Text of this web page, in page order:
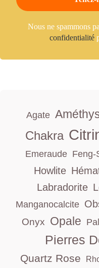
Nous ne spammons
confidentialité
Agate
Chakra
Emeraude Feng-
Howlite
Labradorite
Manganocalcite
Onyx Opale
Pierres
Quartz Rose